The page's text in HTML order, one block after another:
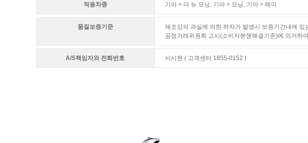
적용차종 기아 > 더 뉴 모닝, 기아 > 모닝, 기아 > 레이
품질보증기준
제조상의 과실에 의한 하자가 발생시 보증기간내에
공정거래위원회 고시(소비자분쟁해결기준)에 의거하
A/S책임자와 전화번호 서시현 ( 고객센터 1855-0152 )